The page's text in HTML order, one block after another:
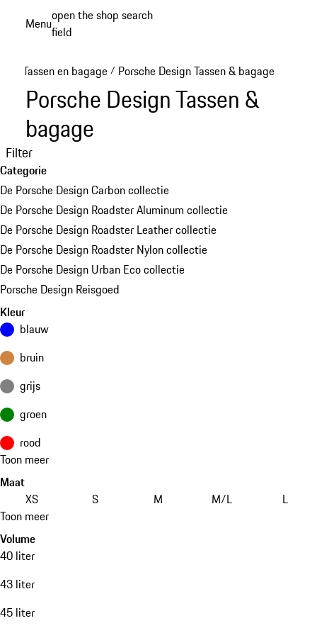
Menuopen the shop search
field
Tassen en bagage / Porsche Design Tassen & bagage
Porsche Design Tassen &
bagage
Filter
Categorie
De Porsche Design Carbon collectie
De Porsche Design Roadster Aluminum collectie
De Porsche Design Roadster Leather collectie
De Porsche Design Roadster Nylon collectie
De Porsche Design Urban Eco collectie
Porsche Design Reisgoed
Kleur
blauw
bruin
grijs
groen
rood
Toon meer
Maat
XS
S M M/L
L
Toon meer
Volume
40 liter
43 liter
45 liter